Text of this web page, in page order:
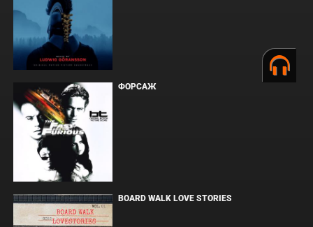
ФОРСАЖ
BOARD WALK LOVE STORIES